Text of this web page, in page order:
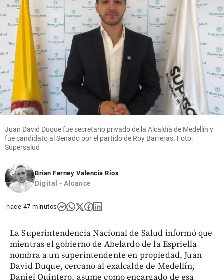
Juan David Duque fue secretario privado de la Alcaldía de Medellín y
fue candidato al Senado por el partido de Roy Barreras. Foto:
Supersalud
Brian Ferney Valencia Ríos
Digital - Alcance
hace 47 minutos
La Superintendencia Nacional de Salud informó que
mientras el gobierno de Abelardo de la Espriella
nombra a un superintendente en propiedad, Juan
David Duque, cercano al exalcalde de Medellín,
Daniel Quintero, asume como encargado de esa